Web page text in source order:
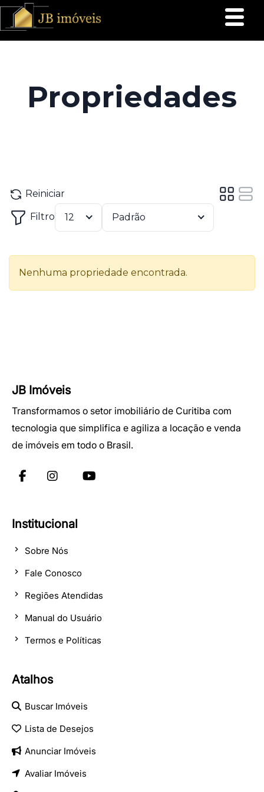
JB Imóveis
Transformamos o setor imobiliário de Curitiba com
tecnologia que simplifica e agiliza a locação e venda
de imóveis em todo o Brasil.
Institucional
Sobre Nós
Fale Conosco
Regiões Atendidas
Manual do Usuário
Termos e Políticas
Atalhos
Buscar Imóveis
Lista de Desejos
Anunciar Imóveis
Avaliar Imóveis